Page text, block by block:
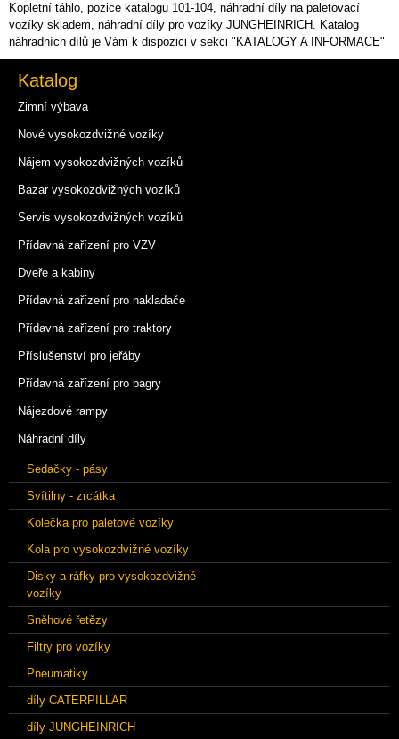
Kopletní táhlo, pozice katalogu 101-104, náhradní díly na paletovací
vozíky skladem, náhradní díly pro vozíky JUNGHEINRICH. Katalog
náhradních dílů je Vám k dispozici v sekci "KATALOGY A INFORMACE"
Katalog
Zimní výbava
Nové vysokozdvižné vozíky
Nájem vysokozdvižných vozíků
Bazar vysokozdvižných vozíků
Servis vysokozdvižných vozíků
Přídavná zařízení pro VZV
Dveře a kabiny
Přídavná zařízení pro nakladače
Přídavná zařízení pro traktory
Příslušenství pro jeřáby
Přídavná zařízení pro bagry
Nájezdové rampy
Náhradní díly
Sedačky - pásy
Svítilny - zrcátka
Kolečka pro paletové vozíky
Kola pro vysokozdvižné vozíky
Disky a ráfky pro vysokozdvižné
vozíky
Sněhové řetězy
Filtry pro vozíky
Pneumatiky
díly CATERPILLAR
díly JUNGHEINRICH